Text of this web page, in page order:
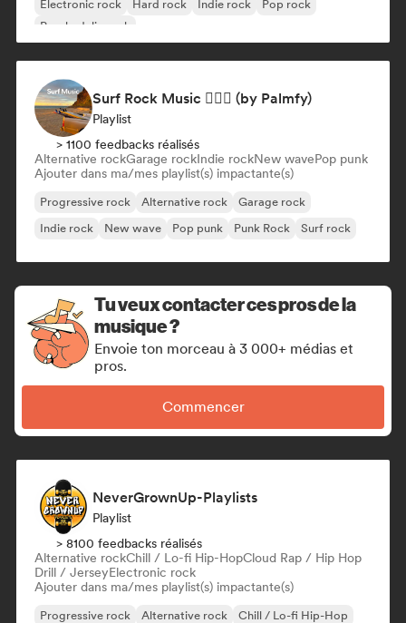
Electronic rock Hard rock Indie rock
Pop rock
Psychedelic rock
Surf Rock Music 🏄🏻‍♂️ (by Palmfy)
Playlist
> 1100 feedbacks réalisés
Alternative rockGarage rockIndie rockNew wavePop punk
Ajouter dans ma/mes playlist(s) impactante(s)
Progressive rock Alternative rock
Garage rock
Indie rock
New wave Pop punk Punk Rock Surf rock
Tu veux contacter ces pros de la
musique ?
Envoie ton morceau à 3 000+ médias et
pros.
Commencer
NeverGrownUp-Playlists
Playlist
> 8100 feedbacks réalisés
Alternative rockChill / Lo-fi Hip-HopCloud Rap / Hip Hop
Drill / JerseyElectronic rock
Ajouter dans ma/mes playlist(s) impactante(s)
Progressive rock Alternative rock
Chill / Lo-fi Hip-Hop